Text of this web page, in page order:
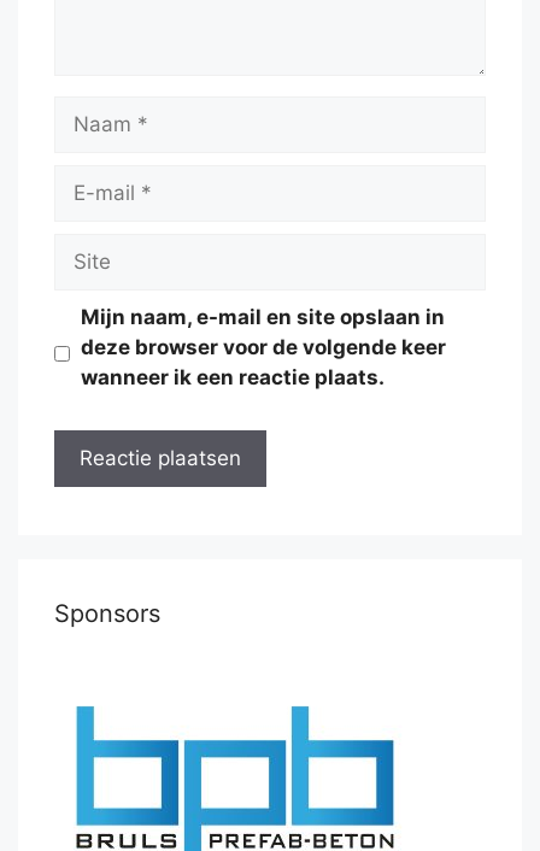
Naam
Site
Mijn naam, e-mail en site opslaan in
deze browser voor de volgende keer
wanneer ik een reactie plaats.
Sponsors